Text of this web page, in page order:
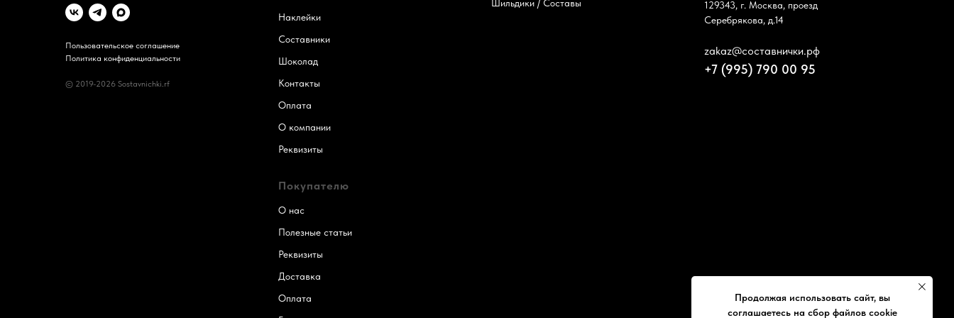
Пользовательское соглашение
Политика конфиденциальности
© 2019-2026 Sostavnichki.rf
Наклейки
Составники
Шоколад
Контакты
Оплата
О компании
Реквизиты
Шильдики / Составы
129343, г. Москва, проезд
Серебрякова, д.14
zakaz@составнички.рф
+7 (995) 790 00 95
Покупателю
О нас
Полезные статьи
Реквизиты
Доставка
Оплата
Продолжая использовать сайт, вы
соглашаетесь на сбор файлов cookie